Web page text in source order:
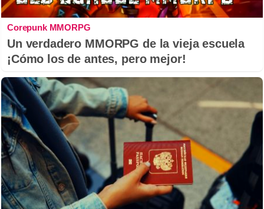
Corepunk MMORPG
Un verdadero MMORPG de la vieja escuela
¡Cómo los de antes, pero mejor!